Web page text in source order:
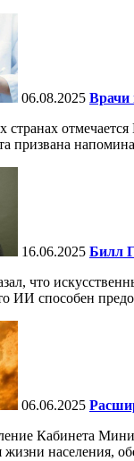
06.08.2025 Врачи
странах
призвана
16.06.2025 Билл
что
ИИ способен
06.06.2025
Кабинета
населения,